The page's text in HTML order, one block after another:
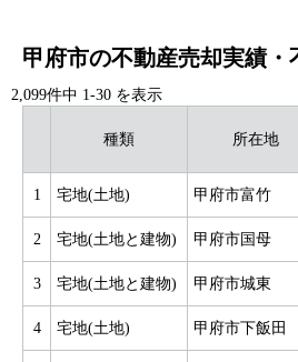
甲府市の不動産売却実績・
2,099件中 1-30 を表示
種類 所在地
1 宅地(土地) 甲府市富竹
2 宅地(土地と建物) 甲府市国母
3 宅地(土地と建物) 甲府市城東
4 宅地(土地) 甲府市下飯田